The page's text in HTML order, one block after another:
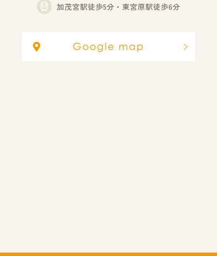
加茂宮駅徒歩5分・東宮原駅徒歩6分
Google map